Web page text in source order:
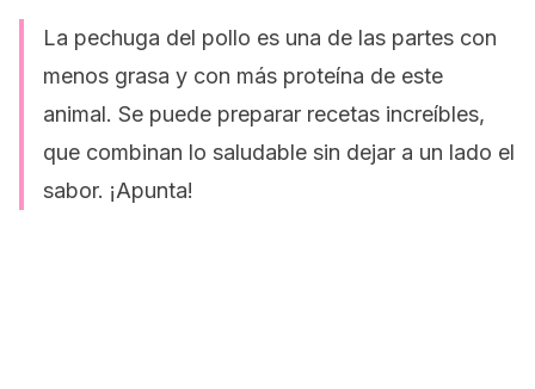
La pechuga del pollo es una de las partes con
menos grasa y con más proteína de este
animal. Se puede preparar recetas increíbles,
que combinan lo saludable sin dejar a un lado el
sabor. ¡Apunta!